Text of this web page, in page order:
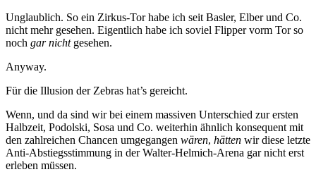
Unglaublich. So ein Zirkus-Tor habe ich seit Basler, Elber und Co.
nicht mehr gesehen. Eigentlich habe ich soviel Flipper vorm Tor so
noch gar nichtgesehen.
Anyway.
Für die Illusion der Zebras hat’s gereicht.
Wenn, und da sind wir bei einem massiven Unterschied zur ersten
Halbzeit, Podolski, Sosa und Co. weiterhin ähnlich konsequent mit
den zahlreichen Chancen umgegangen wären, hätten wir diese letzte
Anti-Abstiegsstimmung in der Walter-Helmich-Arena gar nicht erst
erleben müssen.